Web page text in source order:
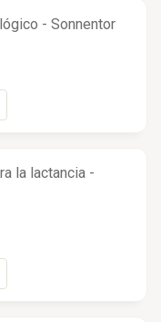
- Sonnentor
la lactancia -